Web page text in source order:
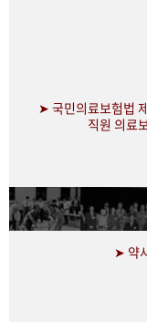
➤ 국민의료보험법
직원 의료
➤ 약